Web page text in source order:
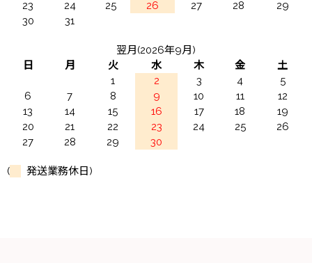
23
24 25 26 27 28
29
30
31
翌月(2026年9月)
日
月 火 水 木 金
土
1
2 3 4
5
6
7 8 9 10 11
12
13
14 15 16 17 18
19
20
21 22 23 24 25
26
27
28 29 30
( 発送業務休日)